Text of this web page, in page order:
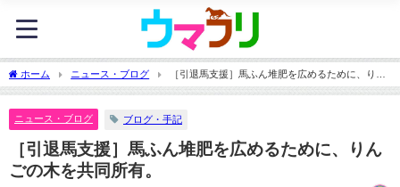
ホーム ニュース・ブログ
［引退馬支援］馬ふん堆肥を広めるために、りん
ごの木を共同所有。
ニュース・ブログ ブログ・手記
［引退馬支援］馬ふん堆肥を広めるために、りん
ごの木を共同所有。